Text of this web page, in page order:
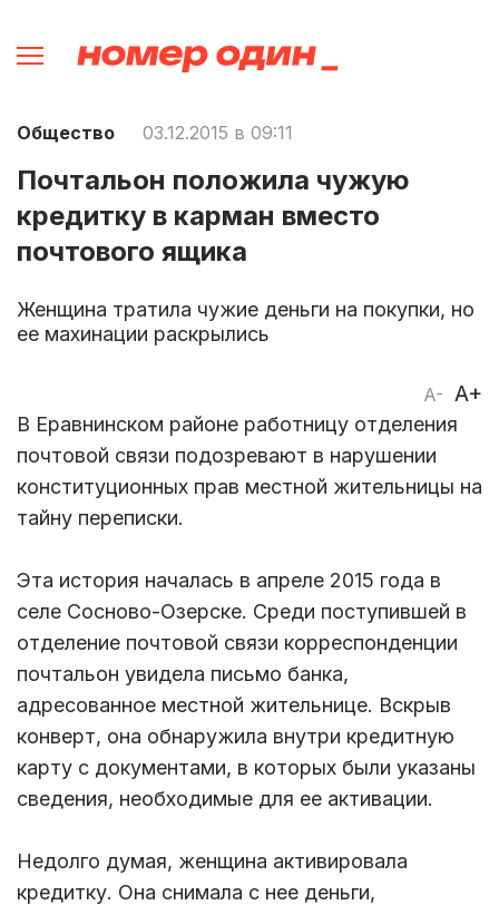
Общество 03.12.2015 в 09:11
Почтальон положила чужую
кредитку в карман вместо
почтового ящика
Женщина тратила чужие деньги на покупки, но
ее махинации раскрылись
A- A+
В Еравнинском районе работницу отделения
почтовой связи подозревают в нарушении
конституционных прав местной жительницы на
тайну переписки.
Эта история началась в апреле 2015 года в
селе Сосново-Озерске. Среди поступившей в
отделение почтовой связи корреспонденции
почтальон увидела письмо банка,
адресованное местной жительнице. Вскрыв
конверт, она обнаружила внутри кредитную
карту с документами, в которых были указаны
сведения, необходимые для ее активации.
Недолго думая, женщина активировала
кредитку. Она снимала с нее деньги,